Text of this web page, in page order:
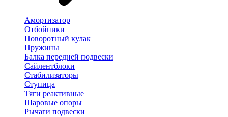
Амортизатор
Отбойники
Поворотный кулак
Пружины
Балка передней подвески
Сайлентблоки
Стабилизаторы
Ступица
Тяги реактивные
Шаровые опоры
Рычаги подвески